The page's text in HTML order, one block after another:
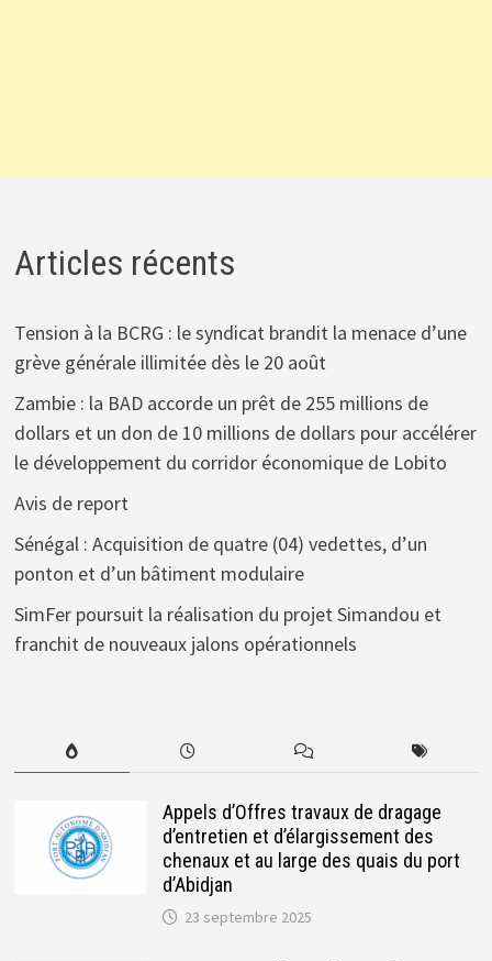
Articles récents
Tension à la BCRG : le syndicat brandit la menace d’une
grève générale illimitée dès le 20 août
Zambie : la BAD accorde un prêt de 255 millions de
dollars et un don de 10 millions de dollars pour accélérer
le développement du corridor économique de Lobito
Avis de report
Sénégal : Acquisition de quatre (04) vedettes, d’un
ponton et d’un bâtiment modulaire
SimFer poursuit la réalisation du projet Simandou et
franchit de nouveaux jalons opérationnels
Appels d’Offres travaux de dragage
d’entretien et d’élargissement des
chenaux et au large des quais du port
d’Abidjan
23 septembre 2025